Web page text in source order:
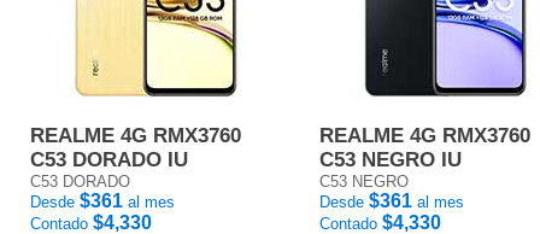
REALME 4G RMX3760
C53 DORADO IU
C53 DORADO
Desde $361 al mes
Contado $4,330
REALME 4G RMX3760
C53 NEGRO IU
C53 NEGRO
Desde $361 al mes
Contado $4,330